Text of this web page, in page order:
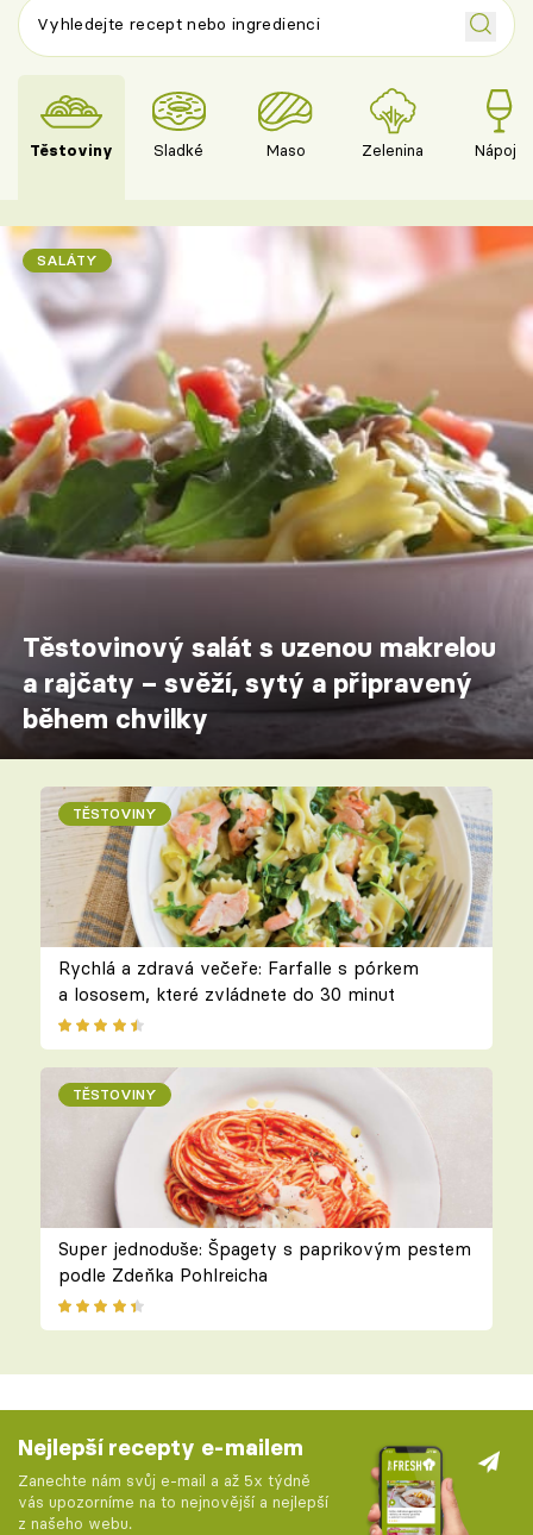
Těstoviny Sladké Maso Zelenina Nápoje
SALÁTY
Těstovinový salát s uzenou makrelou
a rajčaty – svěží, sytý a připravený
během chvilky
TĚSTOVINY
Rychlá a zdravá večeře: Farfalle s pórkem
a lososem, které zvládnete do 30 minut
TĚSTOVINY
Super jednoduše: Špagety s paprikovým pestem
podle Zdeňka Pohlreicha
Nejlepší recepty e-mailem
Zanechte nám svůj e-mail a až 5x týdně
vás upozorníme na to nejnovější a nejlepší
z našeho webu.